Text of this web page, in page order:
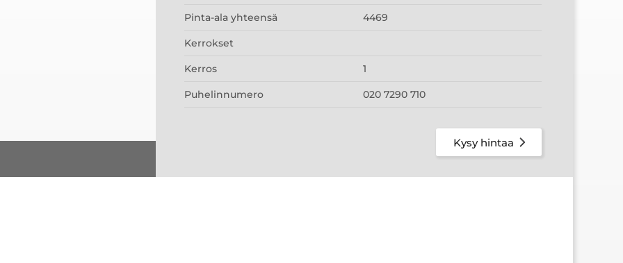
Pinta-ala yhteensä 4469
Kerrokset
Kerros 1
Puhelinnumero 020 7290 710
Kysy hintaa